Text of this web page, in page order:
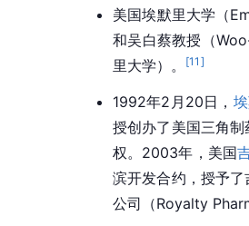
美国埃默里大学（
和吴白蔡教授（
里大学）。
[11 ]
1992年2月20日，
授创办了美国三角
权。2003年，美国
滨开发合约，授予
公司（Royalty